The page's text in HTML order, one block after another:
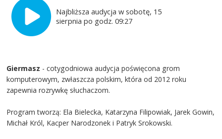
Najbliższa audycja w sobotę, 15
sierpnia po godz. 09:27
Giermasz - cotygodniowa audycja poświęcona grom
komputerowym, zwłaszcza polskim, która od 2012 roku
zapewnia rozrywkę słuchaczom.
Program tworzą: Ela Bielecka, Katarzyna Filipowiak, Jarek Gowin,
Michał Król, Kacper Narodzonek i Patryk Srokowski.